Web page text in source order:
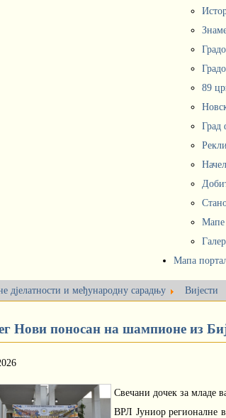
89
Град
Мапе
Мапа
дјелатности и међународну сарадњу Вијести
Нови поносан на шампионе из
Свечани дочек за младе
ВРЛ Јуниор регионалне